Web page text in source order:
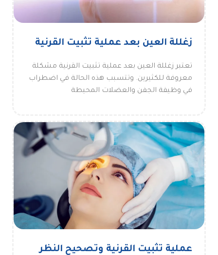
زغللة العين بعد عملية تثبيت القرنية
تعتبر زغللة العين بعد عملية تثبيت القرنية مشكلة
معروفة للكثيرين. وتتسبب هذه الحالة في اضطراب
في وظيفة الجفن والعضلات المحيطة
عملية تثبيت القرنية وتصحيح النظر